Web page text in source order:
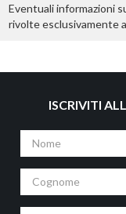
Eventuali informazioni
rivolte esclusivamente
ISCRIVITI
Nome
Cognome